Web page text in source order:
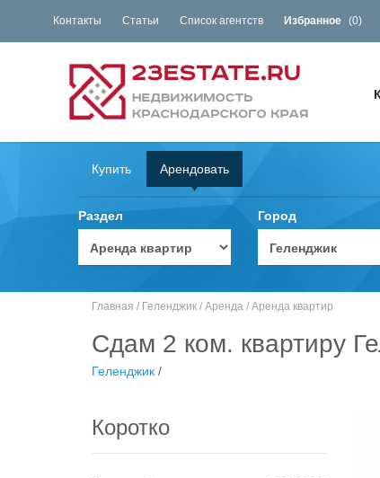
Контакты Статьи Список агентств Избранное (0)
Купить Арендовать
Раздел Город
Главная / Геленджик / Аренда / Аренда квартир
Сдам 2 ком. квартиру
Геленджик /
Коротко